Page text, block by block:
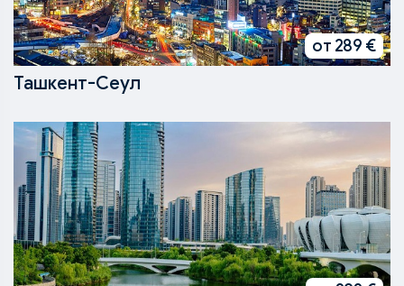
от 289 €
Ташкент-Сеул